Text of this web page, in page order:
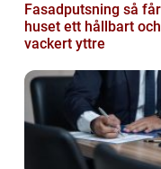
Fasadputsning så får
huset ett hållbart och
vackert yttre